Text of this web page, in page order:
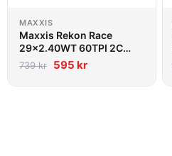
MAXXIS
Maxxis Rekon Race
29x2.40WT 60TPI 2C
Tanwall
739kr 595 kr